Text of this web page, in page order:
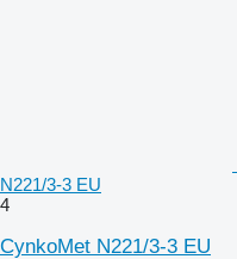
N221/3-3 EU
4
CynkoMet N221/3-3 EU